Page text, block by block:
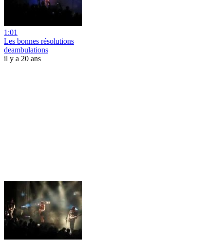
1:01
Les bonnes résolutions
deambulations
il y a 20 ans